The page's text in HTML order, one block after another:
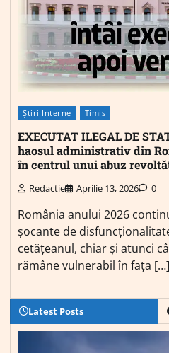
Știri Interne Timis
EXECUTAT ILEGAL DE
haosul administrativ din
în centrul unui abuz
Redactie Aprilie 13, 2026 0
România anului 2026
șocante de
cetățeanul, chiar și atunci
rămâne vulnerabil în fața […]
Latest Posts